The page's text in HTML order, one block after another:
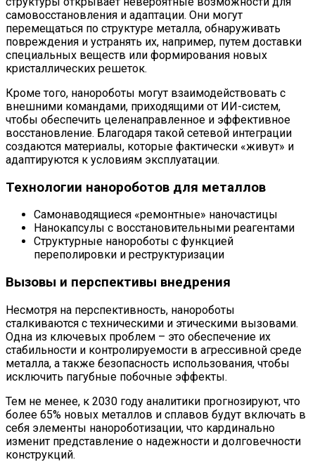
самовосстановления и адаптации. Они могут
перемещаться по структуре металла, обнаруживать
повреждения и устранять их, например, путем доставки
специальных веществ или формирования новых
кристаллических решеток.
Кроме того, нанороботы могут взаимодействовать с
внешними командами, приходящими от ИИ-систем,
чтобы обеспечить целенаправленное и эффективное
восстановление. Благодаря такой сетевой интеграции
создаются материалы, которые фактически «живут» и
адаптируются к условиям эксплуатации.
Технологии нанороботов для металлов
Самонаводящиеся «ремонтные» наночастицы
Нанокапсулы с восстановительными реагентами
Структурные нанороботы с функцией
переполировки и реструктуризации
Вызовы и перспективы внедрения
Несмотря на перспективность, нанороботы
сталкиваются с техническими и этическими вызовами.
Одна из ключевых проблем – это обеспечение их
стабильности и контролируемости в агрессивной среде
металла, а также безопасность использования, чтобы
исключить пагубные побочные эффекты.
Тем не менее, к 2030 году аналитики прогнозируют, что
более 65% новых металлов и сплавов будут включать в
себя элементы нанороботизации, что кардинально
изменит представление о надежности и долговечности
конструкций.